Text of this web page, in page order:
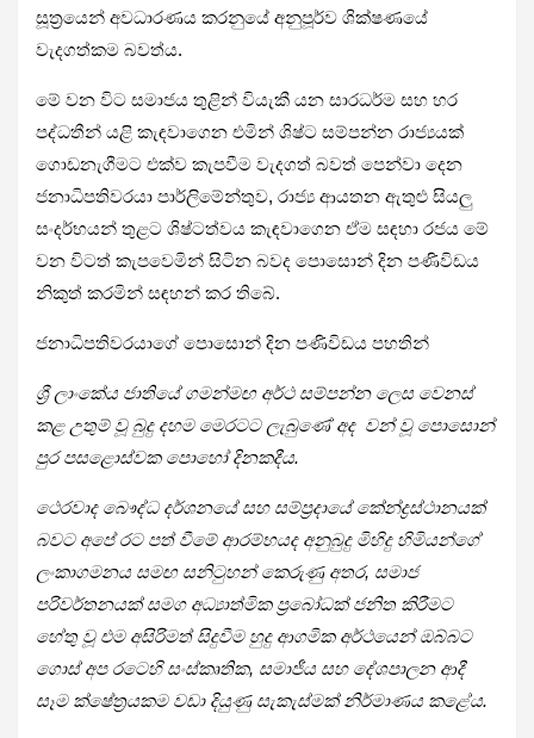
සූත්‍රයෙන් අවධාරණය කරනුයේ අනුපූර්ව ශික්ෂණයේ
වැදගත්කම බවත්ය.
මේ වන විට සමාජය තුළින් වියැකී යන සාරධර්ම සහ හර
පද්ධතීන් යළි කැඳවාගෙන එමින් ශිෂ්ට සම්පන්න රාජ්‍යයක්
ගොඩනැගීමට එක්ව කැපවීම වැදගත් බවත් පෙන්වා දෙන
ජනාධිපතිවරයා පාර්ලිමේන්තුව, රාජ්‍ය ආයතන ඇතුළු සියලු
සංදර්භයන් තුළට ශිෂ්ටත්වය කැඳවාගෙන ඒම සඳහා රජය මේ
වන විටත් කැපවෙමින් සිටින බවද පොසොන් දින පණිවිඩය
නිකුත් කරමින් සඳහන් කර තිබේ.
ජනාධිපතිවරයාගේ පොසොන් දින පණිවිඩය පහතින්
ශ්‍රී ලාංකේය ජාතියේ ගමන්මඟ අර්ථ සම්පන්න ලෙස වෙනස්
කළ උතුම් වූ බුදු දහම මෙරටට ලැබුණේ අද වන් වූ පොසොන්
පුර පසළොස්වක පොහෝ දිනකදීය.
ථෙරවාද බෞද්ධ දර්ශනයේ සහ සම්ප්‍රදායේ කේන්ද්‍රස්ථානයක්
බවට අපේ රට පත් වීමේ ආරම්භයද අනුබුදු මිහිදු හිමියන්ගේ
ලංකාගමනය සමඟ සනිටුහන් කෙරුණු අතර, සමාජ
පරිවර්තනයක් සමග අධ්‍යාත්මික ප්‍රබෝධක් ජනිත කිරීමට
හේතු වූ එම අසිරිමත් සිදුවීම හුදු ආගමික අර්ථයෙන් ඔබ්බට
ගොස් අප රටෙහි සංස්කෘතික, සමාජීය සහ දේශපාලන ආදී
සෑම ක්ෂේත්‍රයකම වඩා දියුණු සැකැස්මක් නිර්මාණය කළේය.